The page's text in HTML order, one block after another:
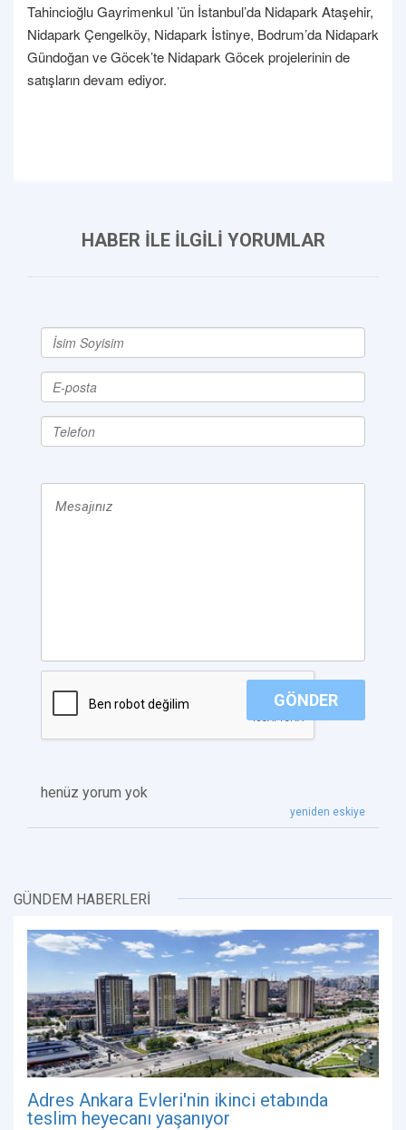
Tahincioğlu Gayrimenkul ’ün İstanbul’da Nidapark Ataşehir,
Nidapark Çengelköy, Nidapark İstinye, Bodrum’da Nidapark
Gündoğan ve Göcek’te Nidapark Göcek projelerinin de
satışların devam ediyor.
HABER İLE İLGİLİ YORUMLAR
GÖNDER
henüz yorum yok
yeniden eskiye
GÜNDEM HABERLERİ
Adres Ankara Evleri'nin ikinci etabında
teslim heyecanı yaşanıyor